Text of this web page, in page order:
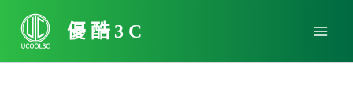
要
優酷3C